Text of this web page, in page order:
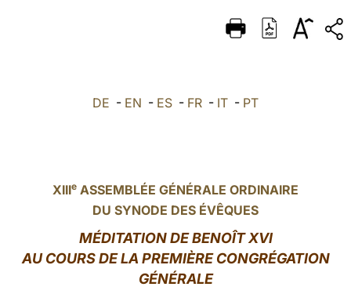
ITALIANO
中文
LATINE
DE - EN - ES - FR - IT - PT
XIIIe ASSEMBLÉE GÉNÉRALE ORDINAIRE
DU SYNODE DES ÉVÊQUES
MÉDITATION DE BENOÎT XVI
AU COURS DE LA PREMIÈRE CONGRÉGATION
GÉNÉRALE